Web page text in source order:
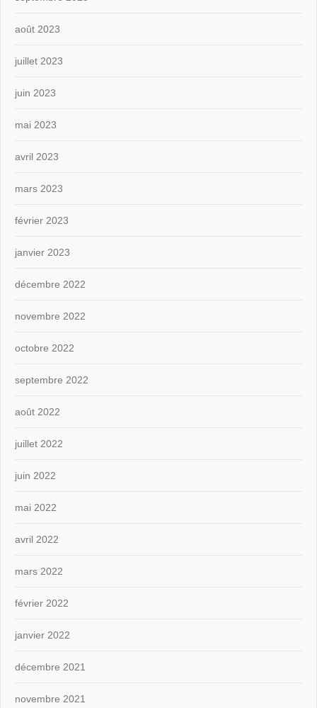
août 2023
juillet 2023
juin 2023
mai 2023
avril 2023
mars 2023
février 2023
janvier 2023
décembre 2022
novembre 2022
octobre 2022
septembre 2022
août 2022
juillet 2022
juin 2022
mai 2022
avril 2022
mars 2022
février 2022
janvier 2022
décembre 2021
novembre 2021